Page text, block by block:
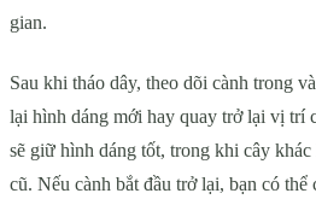
gian.
Sau khi tháo dây, theo dõi cành trong
lại hình dáng mới hay quay trở lại vị trí
sẽ giữ hình dáng tốt, trong khi cây
cũ. Nếu cành bắt đầu trở lại, bạn có